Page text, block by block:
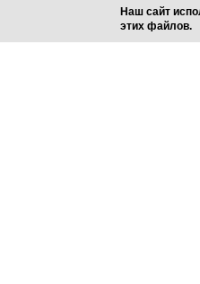
Наш сайт
этих файлов.